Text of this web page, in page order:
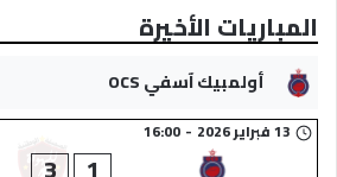
المباريات الأخيرة
أولمبيك آسفي OCS
13 فبراير 2026 -
16:00